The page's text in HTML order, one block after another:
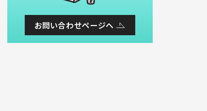
お問い合わせページへ